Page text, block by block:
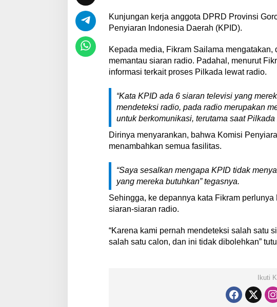
Kunjungan kerja anggota DPRD Provinsi
Penyiaran Indonesia Daerah (KPID).
Kepada media, Fikram Sailama
memantau siaran radio. Padahal, menurut
informasi terkait proses Pilkada lewat radio.
“Kata KPID ada 6 siaran televisi yang
mendeteksi radio, pada radio merupakan
untuk berkomunikasi, terutama saat
Dirinya menyarankan, bahwa Komisi
menambahkan semua fasilitas.
“Saya sesalkan mengapa KPID tidak
yang mereka butuhkan” tegasnya.
Sehingga, ke depannya kata Fikram
siaran-siaran radio.
“Karena kami pernah mendeteksi salah satu
salah satu calon, dan ini tidak dibolehkan”
Ikuti